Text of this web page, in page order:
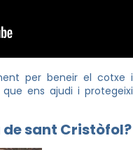
per beneir el cotxe i
ens ajudi i protegeixi
sant Cristòfol?